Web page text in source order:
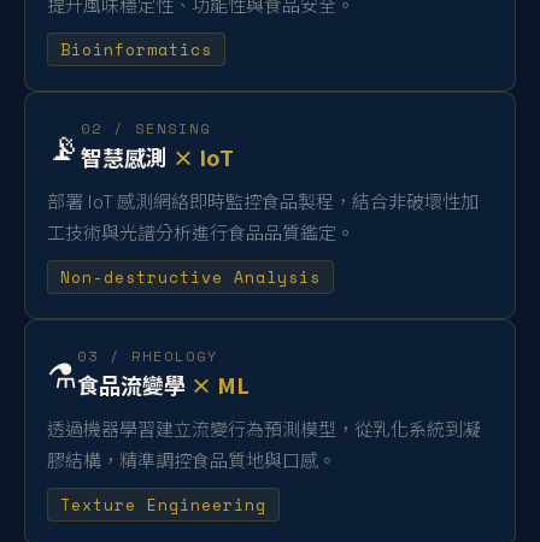
提升風味穩定性、功能性與食品安全。
Bioinformatics
📡 02 / SENSING
智慧感測 × IoT
部署 IoT 感測網絡即時監控食品製程，結合非破壞性加
工技術與光譜分析進行食品品質鑑定。
Non-destructive Analysis
⚗️03 / RHEOLOGY
食品流變學 × ML
透過機器學習建立流變行為預測模型，從乳化系統到凝
膠結構，精準調控食品質地與口感。
Texture Engineering